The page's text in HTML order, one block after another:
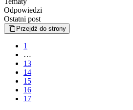
Odpowiedzi
Ostatni post
Przejdź do strony
1
…
13
14
15
16
17